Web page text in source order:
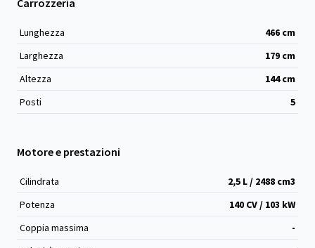
Carrozzeria
Lunghezza 466 cm
Larghezza
179 cm
Altezza
144cm
Posti
5
Motore e prestazioni
Cilindrata 2,5 L / 2488 cm3
Potenza
140 CV / 103 kW
Coppia massima
-